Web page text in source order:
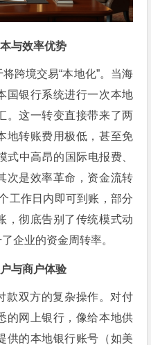
与效率优势
跨境交易“本地化”。当海
国银行系统进行一次本地
。这一转变直接带来了两
地转账费用极低，甚至免
中高昂的国际电报费、
次是效率革命，资金流转
工作日内即可到账，部分
，彻底告别了传统模式动
企业的资金周转率。
与商户体验
款双方的复杂操作。对付
的网上银行，像给本地供
供的本地银行账号（如美